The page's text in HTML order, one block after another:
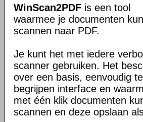
WinScan2PDF is een tool
waarmee je documenten
scannen naar PDF.
Je kunt het met iedere
scanner gebruiken. Het
over een basis, eenvoudig te
begrijpen interface en
met één klik documenten
scannen en deze opslaan